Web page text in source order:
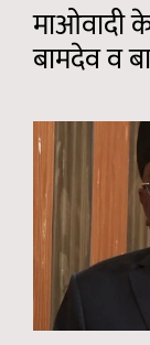
माओवादी
बामदेव व